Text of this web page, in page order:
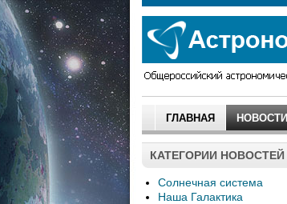
ГЛАВНАЯ НОВОСТИ
КАТЕГОРИИ НОВОСТЕЙ
Солнечная система
Наша Галактика